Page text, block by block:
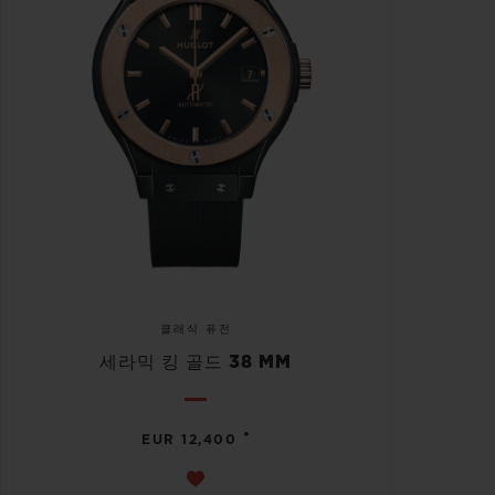
클래식 퓨전
세라믹 킹 골드 38 MM
EUR 12,400 •